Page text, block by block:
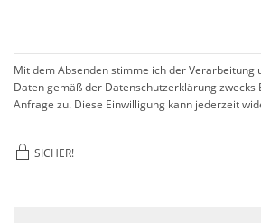
Mit dem Absenden stimme ich der Verarbeitung
Daten gemäß der Datenschutzerklärung
Anfrage zu. Diese Einwilligung kann jederzeit
SICHER!